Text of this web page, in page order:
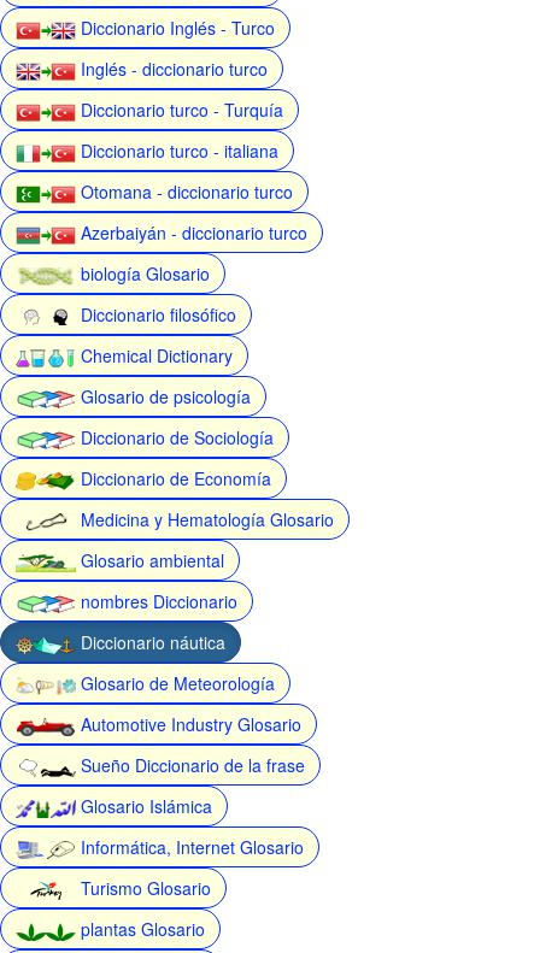
Diccionario Inglés - Turco
Inglés - diccionario turco
Diccionario turco - Turquía
Diccionario turco - italiana
Otomana - diccionario turco
Azerbaiyán - diccionario turco
biología Glosario
Diccionario filosófico
Chemical Dictionary
Glosario de psicología
Diccionario de Sociología
Diccionario de Economía
Medicina y Hematología Glosario
Glosario ambiental
nombres Diccionario
Diccionario náutica
Glosario de Meteorología
Automotive Industry Glosario
Sueño Diccionario de la frase
Glosario Islámica
Informática, Internet Glosario
Turismo Glosario
plantas Glosario